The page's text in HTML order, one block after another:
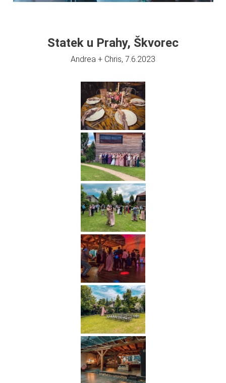
Statek u Prahy, Škvorec
Andrea + Chris, 7.6.2023